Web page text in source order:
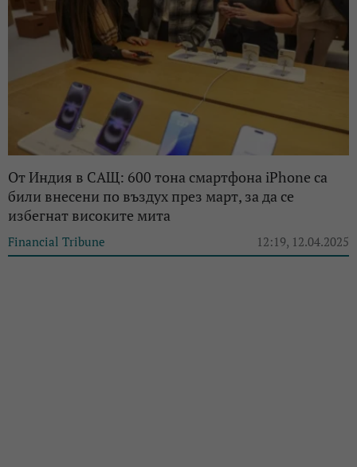
От Индия в САЩ: 600 тона смартфона iPhone са
били внесени по въздух през март, за да се
избегнат високите мита
Financial Tribune 12:19, 12.04.2025